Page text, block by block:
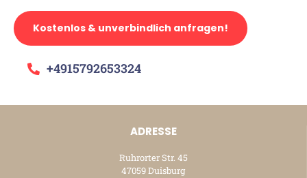
Kostenlos & unverbindlich anfragen!
+4915792653324
ADRESSE
Ruhrorter Str. 45
47059 Duisburg